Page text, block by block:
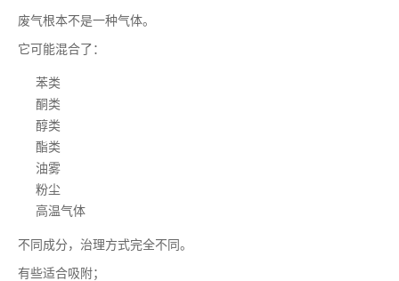
废气根本不是一种气体。
它可能混合了：
苯类
酮类
醇类
酯类
油雾
粉尘
高温气体
不同成分，治理方式完全不同。
有些适合吸附；